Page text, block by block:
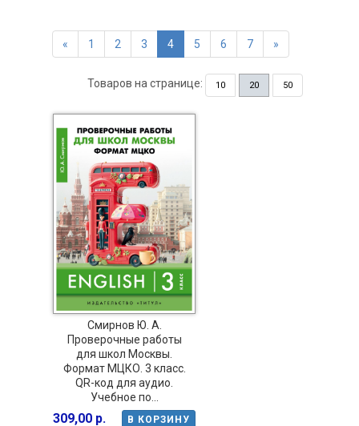
« 1 2 3 4 5 6 7 »
Товаров на странице: 10 20 50
Смирнов Ю. А.
Проверочные работы
для школ Москвы.
Формат МЦКО. 3 класс.
QR-код для аудио.
Учебное по...
В КОРЗИНУ
309,00 р.